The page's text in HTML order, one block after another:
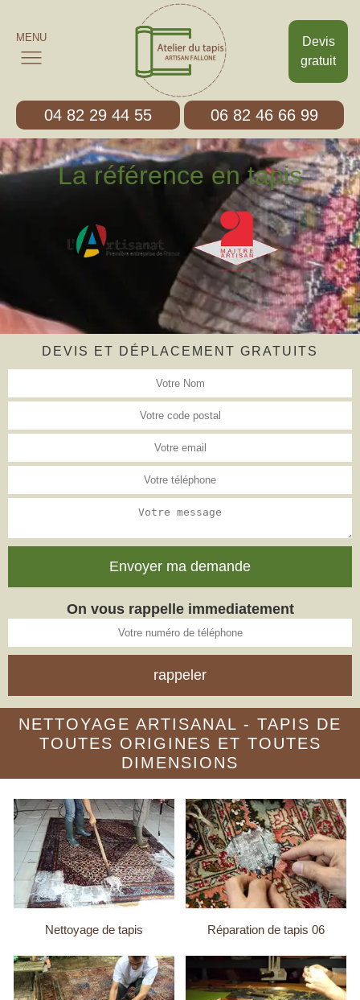
Devis
gratuit
MENU
04 82 29 44 55 06 82 46 66 99
La référence en tapis
DEVIS ET DÉPLACEMENT GRATUITS
On vous rappelle immediatement
NETTOYAGE ARTISANAL - TAPIS DE
TOUTES ORIGINES ET TOUTES
DIMENSIONS
Nettoyage de tapis Réparation de tapis 06